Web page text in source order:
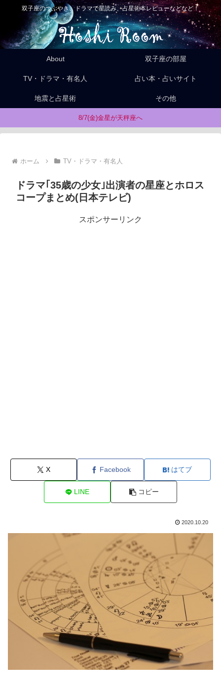
双子座のつぶやき、ドラマで星読み、占星術本レビューなどなど！
About 双子座の部屋
TV・ドラマ・有名人 占い本・占いサイト
地震と占星術 その他
8/7(金)金星が天秤座へ
ホーム TV・ドラマ・有名人
ドラマ｢35歳の少女｣出演者の星座とホロス
コープまとめ(日本テレビ)
スポンサーリンク
X Facebook はてブ
LINE コピー
2020.10.20